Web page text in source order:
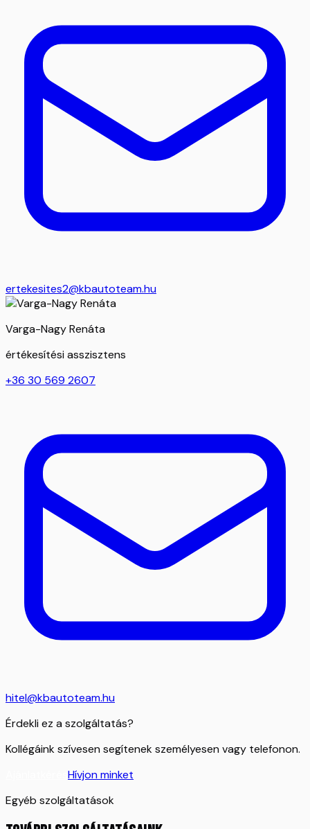
ertekesites2@kbautoteam.hu
Varga-Nagy Renáta
értékesítési asszisztens
+36 30 569 2607
hitel@kbautoteam.hu
Érdekli ez a szolgáltatás?
Kollégáink szívesen segítenek személyesen vagy telefonon.
Hívjon minket
Egyéb szolgáltatások